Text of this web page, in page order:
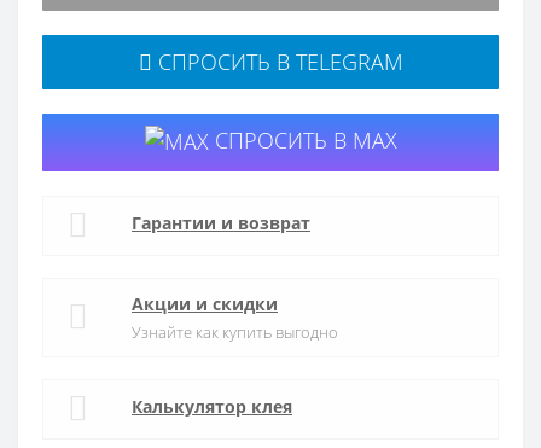
СПРОСИТЬ В TELEGRAM
СПРОСИТЬ В MAX
Гарантии и возврат
Акции и скидки
Узнайте как купить выгодно
Калькулятор клея